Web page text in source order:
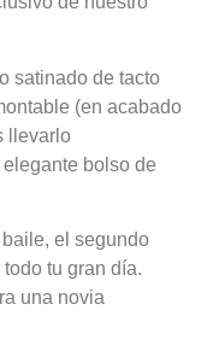
satinado de tacto
(en acabado
llevarlo
bolso de
el segundo
tu gran día.
una novia